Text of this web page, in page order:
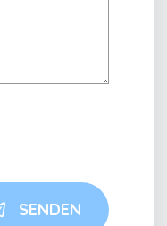
SENDEN